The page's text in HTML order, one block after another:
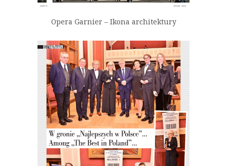
Opera Garnier – Ikona architektury